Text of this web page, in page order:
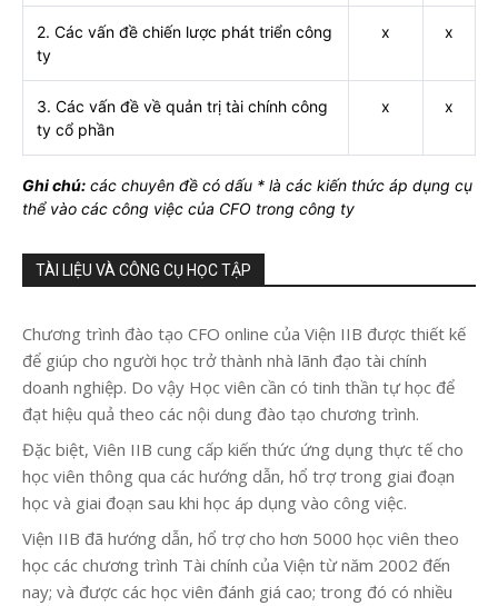
2. Các vấn đề chiến lược phát triển công
ty
x x
3. Các vấn đề về quản trị tài chính công
ty cổ phần
x x
Ghi chú: các chuyên đề có dấu * là các kiến thức áp dụng cụ
thể vào các công việc của CFO trong công ty
TÀI LIỆU VÀ CÔNG CỤ HỌC TẬP
Chương trình đào tạo CFO online của Viện IIB được thiết kế
để giúp cho người học trở thành nhà lãnh đạo tài chính
doanh nghiệp. Do vậy Học viên cần có tinh thần tự học để
đạt hiệu quả theo các nội dung đào tạo chương trình.
Đặc biệt, Viên IIB cung cấp kiến thức ứng dụng thực tế cho
học viên thông qua các hướng dẫn, hổ trợ trong giai đoạn
học và giai đoạn sau khi học áp dụng vào công việc.
Viện IIB đã hướng dẫn, hổ trợ cho hơn 5000 học viên theo
học các chương trình Tài chính của Viện từ năm 2002 đến
nay; và được các học viên đánh giá cao; trong đó có nhiều